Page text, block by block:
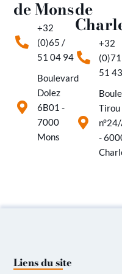
de Mons
+32
(0)65 /
51 04 94
Boulevard
Dolez
6B01 -
7000
Mons
de
+32
(0)71
51 43
Tirou
-
Liens du site